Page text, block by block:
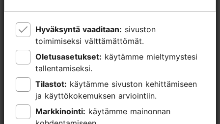
Lähellä olevia paikkoja
Hyväksyntä vaaditaan:
toimimiseksi välttämättömät.
Oletusasetukset:
tallentamiseksi.
Tilastot:
ja käyttökokemuksen arviointiin.
Markkinointi:
Hyväksyntä vaaditaan:
toimimiseksi välttämättömät.
Oletusasetukset:
tallentamiseksi.
Tilastot:
ja käyttökokemuksen arviointiin.
Markkinointi: